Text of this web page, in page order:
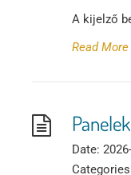
A kijelző
Read More
Panelek
Date: